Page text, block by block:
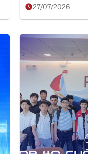
27/07/2026
(27/7/1947 – 27/7/